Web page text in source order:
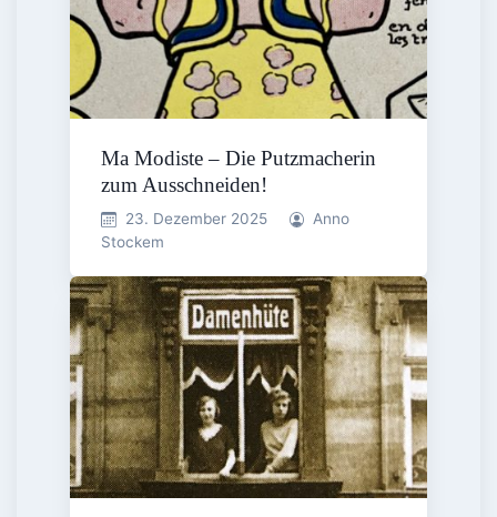
Ma Modiste – Die Putzmacherin
zum Ausschneiden!
23. Dezember 2025
Anno
Stockem